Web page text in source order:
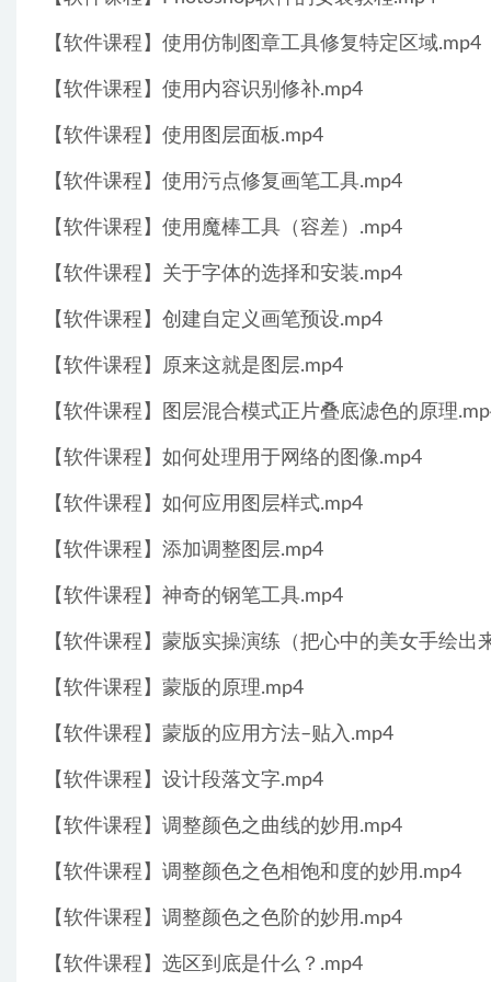
【软件课程】使用仿制图章工具修复特定区域.mp4
【软件课程】使用内容识别修补.mp4
【软件课程】使用图层面板.mp4
【软件课程】使用污点修复画笔工具.mp4
【软件课程】使用魔棒工具（容差）.mp4
【软件课程】关于字体的选择和安装.mp4
【软件课程】创建自定义画笔预设.mp4
【软件课程】原来这就是图层.mp4
【软件课程】图层混合模式正片叠底滤色的原理
【软件课程】如何处理用于网络的图像.mp4
【软件课程】如何应用图层样式.mp4
【软件课程】添加调整图层.mp4
【软件课程】神奇的钢笔工具.mp4
【软件课程】蒙版实操演练（把心中的美女手绘出
【软件课程】蒙版的原理.mp4
【软件课程】蒙版的应用方法–贴入.mp4
【软件课程】设计段落文字.mp4
【软件课程】调整颜色之曲线的妙用.mp4
【软件课程】调整颜色之色相饱和度的妙用.mp4
【软件课程】调整颜色之色阶的妙用.mp4
【软件课程】选区到底是什么？.mp4